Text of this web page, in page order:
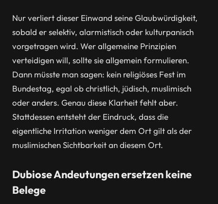
Nur verliert dieser Einwand seine Glaubwürdigkeit,
sobald er selektiv, alarmistisch oder kulturpanisch
vorgetragen wird. Wer allgemeine Prinzipien
verteidigen will, sollte sie allgemein formulieren.
Dann müsste man sagen: kein religiöses Fest im
Bundestag, egal ob christlich, jüdisch, muslimisch
oder anders. Genau diese Klarheit fehlt aber.
Stattdessen entsteht der Eindruck, dass die
eigentliche Irritation weniger dem Ort gilt als der
muslimischen Sichtbarkeit an diesem Ort.
Dubiose Andeutungen ersetzen keine
Belege